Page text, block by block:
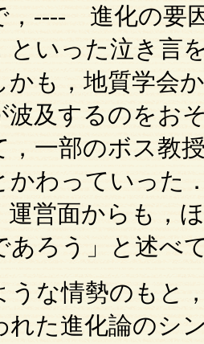
，---- 進化の要
といった泣き言
も，地質学会
波及するのをお
，一部のボス教
かわっていった
運営面からも，
あろう」と述べ
うな情勢のもと
れた進化論のシ